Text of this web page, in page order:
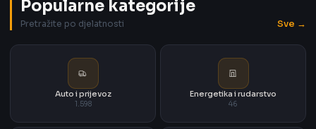
Popularne kategorije
Pretražite po djelatnosti Sve →
Auto i prijevoz
1.598
Energetika i rudarstvo
46